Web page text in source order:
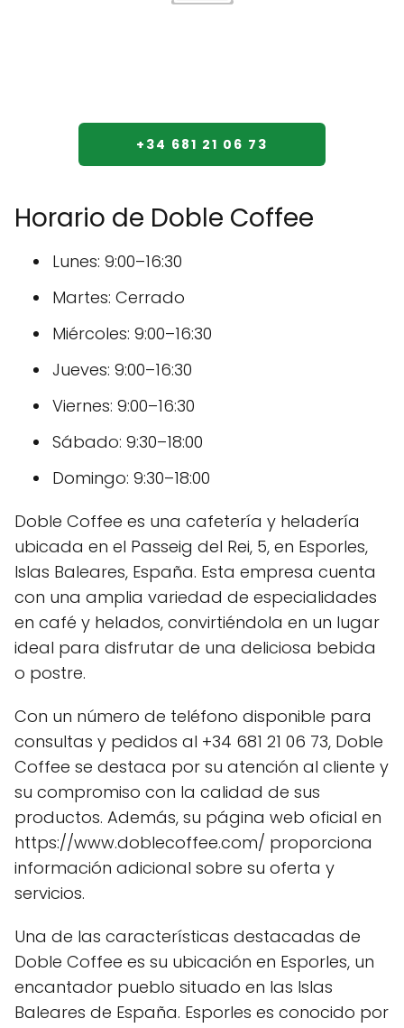
+34 681 21 06 73
Horario de Doble Coffee
Lunes: 9:00–16:30
Martes: Cerrado
Miércoles: 9:00–16:30
Jueves: 9:00–16:30
Viernes: 9:00–16:30
Sábado: 9:30–18:00
Domingo: 9:30–18:00
Doble Coffee es una cafetería y heladería
ubicada en el Passeig del Rei, 5, en Esporles,
Islas Baleares, España. Esta empresa cuenta
con una amplia variedad de especialidades
en café y helados, convirtiéndola en un lugar
ideal para disfrutar de una deliciosa bebida
o postre.
Con un número de teléfono disponible para
consultas y pedidos al +34 681 21 06 73, Doble
Coffee se destaca por su atención al cliente y
su compromiso con la calidad de sus
productos. Además, su página web oficial en
https://www.doblecoffee.com/ proporciona
información adicional sobre su oferta y
servicios.
Una de las características destacadas de
Doble Coffee es su ubicación en Esporles, un
encantador pueblo situado en las Islas
Baleares de España. Esporles es conocido por